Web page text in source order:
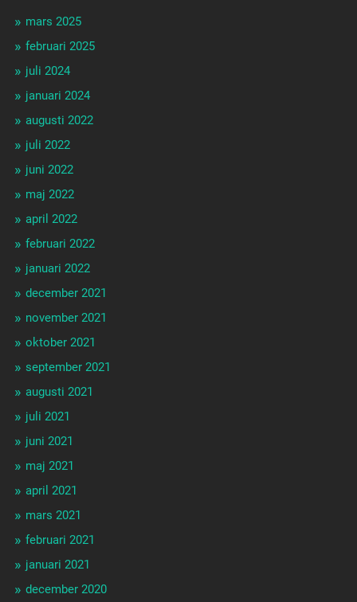
mars 2025
februari 2025
juli 2024
januari 2024
augusti 2022
juli 2022
juni 2022
maj 2022
april 2022
februari 2022
januari 2022
december 2021
november 2021
oktober 2021
september 2021
augusti 2021
juli 2021
juni 2021
maj 2021
april 2021
mars 2021
februari 2021
januari 2021
december 2020